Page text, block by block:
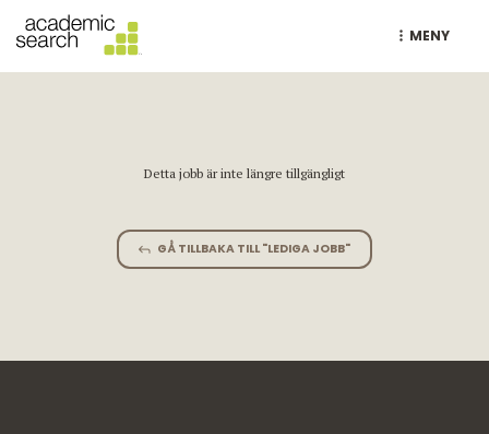
MENY
Detta jobb är inte längre tillgängligt
GÅ TILLBAKA TILL "LEDIGA JOBB"